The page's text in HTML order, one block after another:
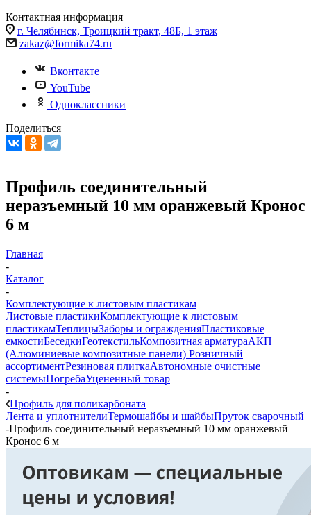
Контактная информация
г. Челябинск, Троицкий тракт, 48Б, 1 этаж
zakaz@formika74.ru
Вконтакте
YouTube
Одноклассники
Поделиться
Профиль соединительный
неразъемный 10 мм оранжевый Кронос
6 м
Главная
-
Каталог
-
Комплектующие к листовым пластикам
Листовые пластикиКомплектующие к листовым
пластикамТеплицыЗаборы и огражденияПластиковые
емкостиБеседкиГеотекстильКомпозитная арматураАКП
(Алюминиевые композитные панели) Розничный
ассортиментРезиновая плиткаАвтономные очистные
системыПогребаУцененный товар
-
Профиль для поликарбоната
Лента и уплотнителиТермошайбы и шайбыПруток сварочный
-Профиль соединительный неразъемный 10 мм оранжевый
Кронос 6 м